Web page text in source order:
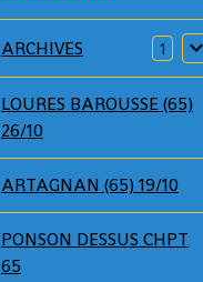
ARCHIVES 1
LOURES BAROUSSE (65)
26/10
ARTAGNAN (65) 19/10
PONSON DESSUS CHPT
65